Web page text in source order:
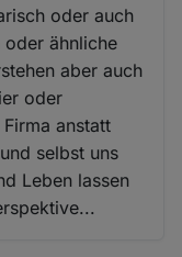
oder auch
oder ähnliche
aber auch
oder
anstatt
selbst uns
Leben lassen